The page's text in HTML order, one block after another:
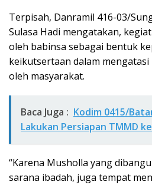
Terpisah, Danramil 416-03/
Sulasa Hadi mengatakan,
oleh babinsa sebagai bentuk
keikutsertaan dalam
oleh masyarakat.
Baca Juga : Kodim 0415/
Lakukan Persiapan TMMD
“Karena Musholla yang
sarana ibadah, juga tempat